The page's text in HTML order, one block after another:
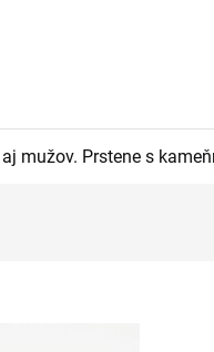
mužov. Prstene s